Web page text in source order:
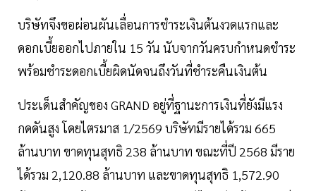
บริษัทจึงขอผ่อนผันเลื่อนการชำระเงินต้นงวดแรกและ
ดอกเบี้ยออกไปภายใน 15 วัน นับจากวันครบกำหนดชำระ
พร้อมชำระดอกเบี้ยผิดนัดจนถึงวันที่ชำระคืนเงินต้น
ประเด็นสำคัญของ GRAND อยู่ที่ฐานะการเงินที่ยังมีแรง
กดดันสูง โดยไตรมาส 1/2569 บริษัทมีรายได้รวม 665
ล้านบาท ขาดทุนสุทธิ 238 ล้านบาท ขณะที่ปี 2568 มีราย
ได้รวม 2,120.88 ล้านบาท และขาดทุนสุทธิ 1,572.90